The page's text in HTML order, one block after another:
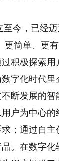
至今，已经
更简单、更
积极探索用
字化时代里
断发展的
户为中心的
；通过自
。在数字